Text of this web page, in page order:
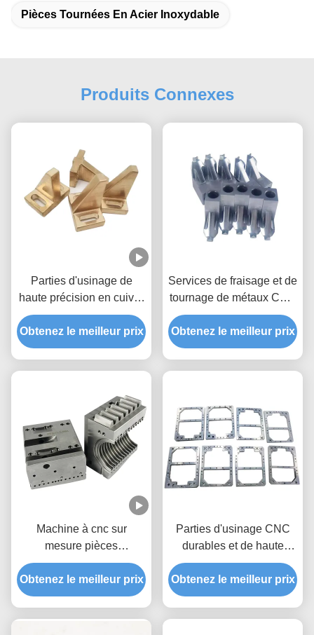
Pièces Tournées En Acier Inoxydable
Produits Connexes
Parties d'usinage de
haute précision en cuivre
Cnc de petite complexité
Obtenez le meilleur prix
Services de fraisage et de
tournage de métaux CNC
en Chine
Obtenez le meilleur prix
Machine à cnc sur
mesure pièces
métalliques aluminium
tourné fraisage moto auto
Obtenez le meilleur prix
Parties d'usinage CNC
durables et de haute
précision pour un service
de couleur personnalisé
Obtenez le meilleur prix